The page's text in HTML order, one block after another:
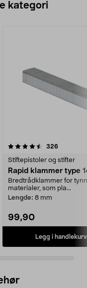
kategori
326
Stiftepistoler og stifter
Rapid klammer type
Bredtrådklammer for
materialer, som pla...
Lengde: 8 mm
99,90
Legg i handlekurv
4.5 av 5 stjerner